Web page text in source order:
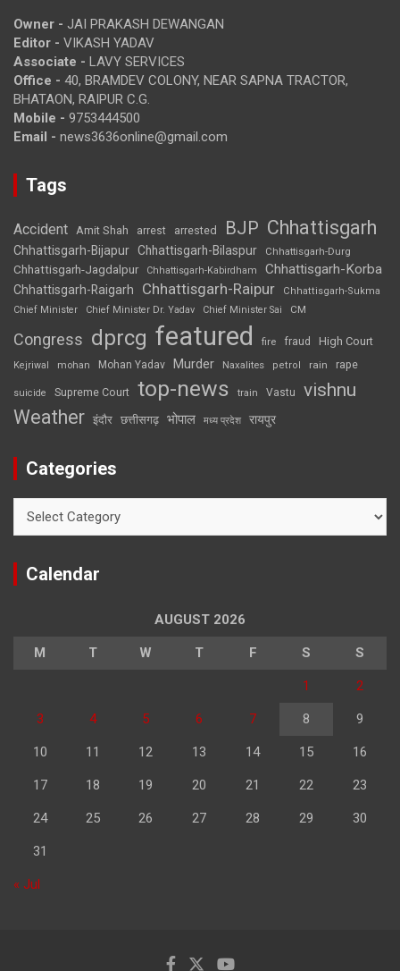
Owner - JAI PRAKASH DEWANGAN
Editor - VIKASH YADAV
Associate - LAVY SERVICES
Office - 40, BRAMDEV COLONY, NEAR SAPNA TRACTOR,
BHATAON, RAIPUR C.G.
Mobile - 9753444500
Email - news3636online@gmail.com
Tags
Accident Amit Shah arrest arrested BJP Chhattisgarh
Chhattisgarh-Bijapur Chhattisgarh-Bilaspur Chhattisgarh-Durg
Chhattisgarh-Jagdalpur Chhattisgarh-Kabirdham Chhattisgarh-Korba
Chhattisgarh-Raigarh Chhattisgarh-Raipur
Chhattisgarh-Sukma
Chief Minister
Chief Minister Dr. Yadav Chief Minister Sai CM
Congress dprcg featured fire fraud High Court
Kejriwal mohan Mohan Yadav Murder Naxalites petrol rain rape
suicide Supreme Court top-news train Vastu vishnu
Weather इंदौर छत्तीसगढ़ भोपाल मध्य प्रदेश रायपुर
Categories
Calendar
AUGUST 2026
M T W T F S S
1 2
3 4 5 6 7 8 9
10 11 12 13 14 15 16
17 18 19 20 21 22 23
24 25 26 27 28 29 30
31
« Jul